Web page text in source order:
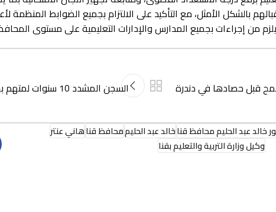
بالشكل الأمثل، مع التأكيد على الالتزام بجميع الضوابط المنظمة
من إجراءات بجميع المدارس والإدارات التعليمية على مستوى
حريق بـ5 قراريط قمح قبل حصادها في دندرة
السجن المشدد 10
خالد عبد الحليم محافظ قناخالد عبد الحليممحافظ قناهاني عنتر
وكيل وزارة التربية والتعليم بقنا